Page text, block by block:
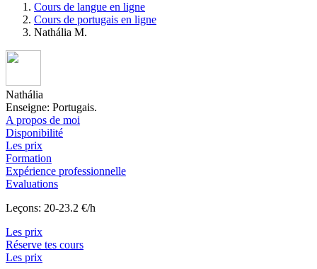
Cours de langue en ligne
Cours de portugais en ligne
Nathália M.
Nathália
Enseigne: Portugais.
A propos de moi
Disponibilité
Les prix
Formation
Expérience professionnelle
Evaluations
Leçons: 20-23.2 €/h
Les prix
Réserve tes cours
Les prix